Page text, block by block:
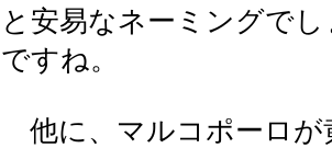
と安易なネーミングで
ですね。
他に、マルコポーロが